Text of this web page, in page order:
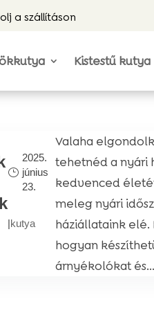
a szállításon
Kistestű kutya
2025.
június
23.
|kutya
Valaha
tehetnéd a nyári
kedvenced
meleg nyári
háziállataink
hogyan
árnyékolókat és...